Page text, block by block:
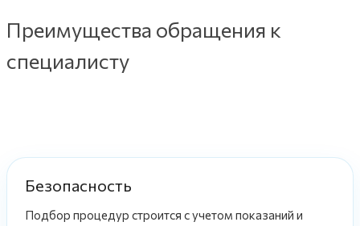
Преимущества обращения к
специалисту
Безопасность
Подбор процедур строится с учетом показаний и